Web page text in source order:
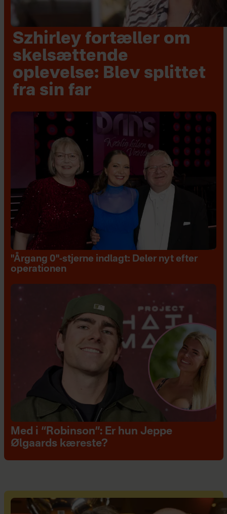
Szhirley fortæller om
skelsættende
oplevelse: Blev splittet
fra sin far
"Årgang 0"-stjerne indlagt: Deler nyt efter
operationen
Med i “Robinson”: Er hun Jeppe
Ølgaards kæreste?